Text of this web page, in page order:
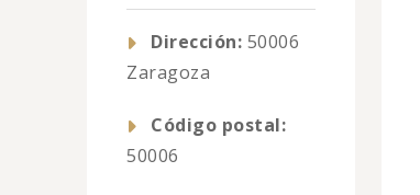
Dirección: 50006
Zaragoza
Código postal:
50006